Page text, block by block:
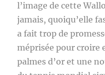
l’image de cette
jamais, quoiqu’elle
a fait trop de
méprisée pour croire
palmes d’or et une